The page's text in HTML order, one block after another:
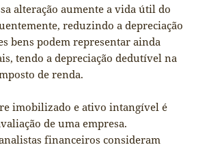
alteração aumente a vida útil do
reduzindo a depreciação
bens podem representar ainda
tendo a depreciação dedutível na
de renda.
imobilizado e ativo intangível é
de uma empresa.
financeiros consideram